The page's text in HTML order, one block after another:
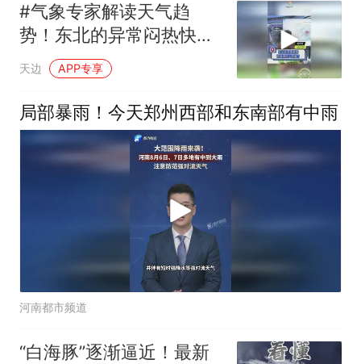
#气象专家解读天气趋
势！东北的异常闷热快结
束了！
天边 APP专享
局部暴雨！今天郑州西部和东南部有中雨
河南都市频道
“白海豚”逐渐逼近！最新